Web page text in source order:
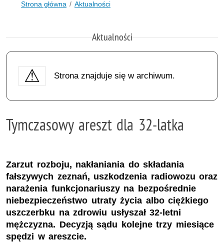
Strona główna Aktualności
Aktualności
Strona znajduje się w archiwum.
Tymczasowy areszt dla 32-latka
Zarzut rozboju, nakłaniania do składania
fałszywych zeznań, uszkodzenia radiowozu oraz
narażenia funkcjonariuszy na bezpośrednie
niebezpieczeństwo utraty życia albo ciężkiego
uszczerbku na zdrowiu usłyszał 32-letni
mężczyzna. Decyzją sądu kolejne trzy miesiące
spędzi w areszcie.